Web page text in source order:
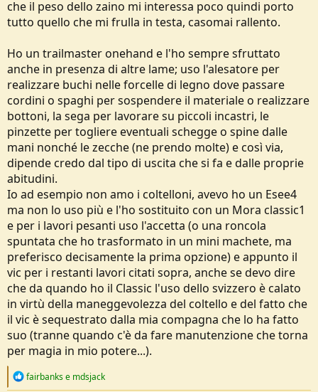
che il peso dello zaino mi interessa poco quindi porto
tutto quello che mi frulla in testa, casomai rallento.
Ho un trailmaster onehand e l'ho sempre sfruttato
anche in presenza di altre lame; uso l'alesatore per
realizzare buchi nelle forcelle di legno dove passare
cordini o spaghi per sospendere il materiale o realizzare
bottoni, la sega per lavorare su piccoli incastri, le
pinzette per togliere eventuali schegge o spine dalle
mani nonché le zecche (ne prendo molte) e così via,
dipende credo dal tipo di uscita che si fa e dalle proprie
abitudini.
Io ad esempio non amo i coltelloni, avevo ho un Esee4
ma non lo uso più e l'ho sostituito con un Mora classic1
e per i lavori pesanti uso l'accetta (o una roncola
spuntata che ho trasformato in un mini machete, ma
preferisco decisamente la prima opzione) e appunto il
vic per i restanti lavori citati sopra, anche se devo dire
che da quando ho il Classic l'uso dello svizzero è calato
in virtù della maneggevolezza del coltello e del fatto che
il vic è sequestrato dalla mia compagna che lo ha fatto
suo (tranne quando c'è da fare manutenzione che torna
per magia in mio potere...).
R
fairbankse mdsjack